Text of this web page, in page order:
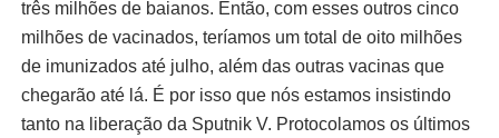
três milhões de baianos. Então, com esses outros cinco
milhões de vacinados, teríamos um total de oito milhões
de imunizados até julho, além das outras vacinas que
chegarão até lá. É por isso que nós estamos insistindo
tanto na liberação da Sputnik V. Protocolamos os últimos